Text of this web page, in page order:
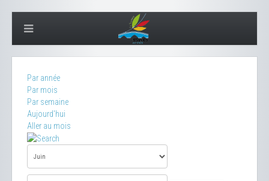
Par année
Par mois
Par semaine
Aujourd'hui
Aller au mois